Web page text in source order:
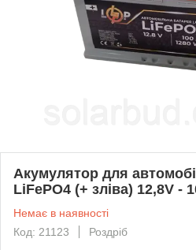
Акумулятор для
LiFePO4 (+ зліва) 12,8V -
Немає в наявності
Код: 21123
Роздріб